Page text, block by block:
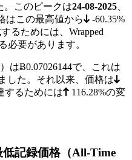
。このピークは24-08-2025、
はこの最高値から
-60.35%
るためには、Wrapped
必要があります。
はɃ0.07026144で、これは
した。それ以来、価格は
するためには 116.28%の変
記録価格（All-Time